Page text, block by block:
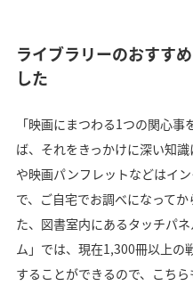
ライブラリーのおすす
した
「映画にまつわる1つの関心
ば、それをきっかけに深い知
や映画パンフレットなどはイ
で、ご自宅でお調べになって
た、図書室内にあるタッチパ
ム」では、現在1,300冊以上の
することができるので、こちら